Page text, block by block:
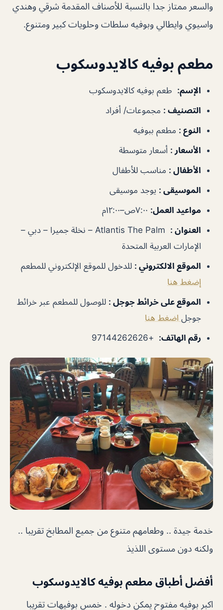
والسعر ممتاز جدا بالنسبة للأصناف المقدمة شرقي وهندي
واسيوي وايطالي وبوفيه سلطات وحلويات كبير ومتنوع.
مطعم بوفيه كالايدوسكوب
الإسم: طعم بوفيه كالايدوسكوب
التصنيف : مجموعات/ أفراد
النوع : مطعم ببوفيه
الأسعار : أسعار متوسطة
الأطفال : مناسب للأطفال
الموسيقى : يوجد موسيقى
مواعيد العمل:
العنوان :
Atlantis The Palm – نخلة جميرا – دبي –
الإمارات العربية المتحدة
الموقع الالكتروني : للدخول للموقع الإلكتروني للمطعم
إضغط هنا
الموقع على خرائط جوجل : للوصول للمطعم عبر خرائط
جوجل اضغط هنا
رقم الهاتف:
+97144262626
خدمة جيدة .. وطعامهم متنوع من جميع المطابخ تقريبا ..
ولكنه دون مستوى اللذيذ
أفضل أطباق مطعم بوفيه كالايدوسكوب
اكبر بوفيه مفتوح يمكن دخوله . خمس بوفيهات تقريبا